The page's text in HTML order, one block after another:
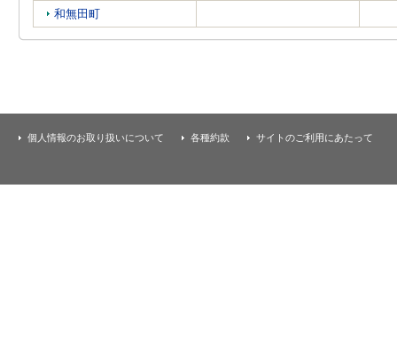
和無田町
個人情報のお取り扱いについて 各種約款 サイトのご利用にあたって